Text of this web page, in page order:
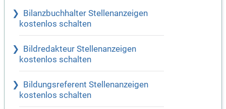
Bilanzbuchhalter Stellenanzeigen
kostenlos schalten
Bildredakteur Stellenanzeigen
kostenlos schalten
Bildungsreferent Stellenanzeigen
kostenlos schalten